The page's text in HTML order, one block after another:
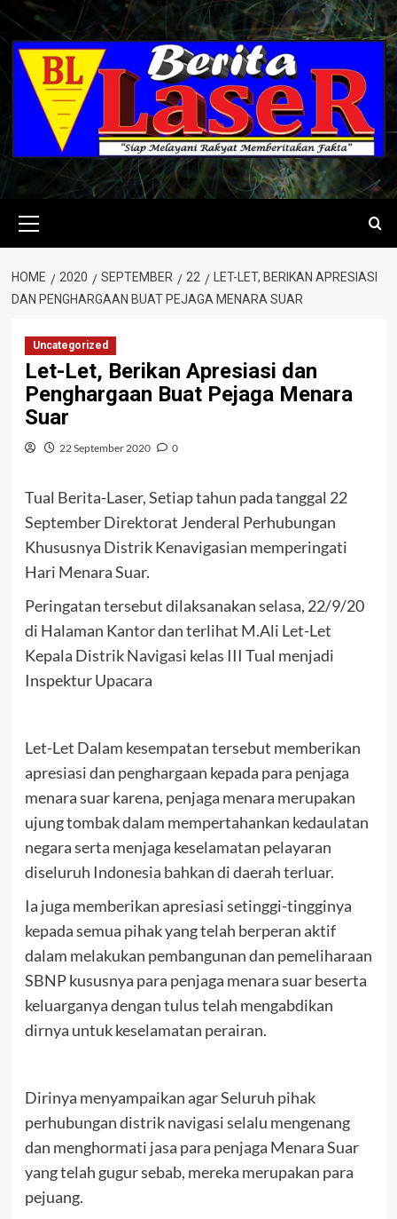
Skip
to
content
Menu
HOME 2020 SEPTEMBER 22
LET-LET, BERIKAN APRESIASI
DAN PENGHARGAAN BUAT PEJAGA MENARA SUAR
Uncategorized
Let-Let, Berikan Apresiasi dan
Penghargaan Buat Pejaga Menara
Suar
22 September 2020 0
Tual Berita-Laser, Setiap tahun pada tanggal 22
September Direktorat Jenderal Perhubungan
Khususnya Distrik Kenavigasian memperingati
Hari Menara Suar.
Peringatan tersebut dilaksanakan selasa, 22/9/20
di Halaman Kantor dan terlihat M.Ali Let-Let
Kepala Distrik Navigasi kelas III Tual menjadi
Inspektur Upacara
Let-Let Dalam kesempatan tersebut memberikan
apresiasi dan penghargaan kepada para penjaga
menara suar karena, penjaga menara merupakan
ujung tombak dalam mempertahankan kedaulatan
negara serta menjaga keselamatan pelayaran
diseluruh Indonesia bahkan di daerah terluar.
Ia juga memberikan apresiasi setinggi-tingginya
kepada semua pihak yang telah berperan aktif
dalam melakukan pembangunan dan pemeliharaan
SBNP kususnya para penjaga menara suar beserta
keluarganya dengan tulus telah mengabdikan
dirnya untuk keselamatan perairan.
Dirinya menyampaikan agar Seluruh pihak
perhubungan distrik navigasi selalu mengenang
dan menghormati jasa para penjaga Menara Suar
yang telah gugur sebab, mereka merupakan para
pejuang.